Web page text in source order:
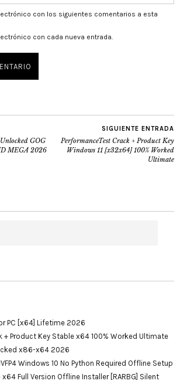
con los siguientes comentarios a esta
con cada nueva entrada.
GOG
MEGA 2026
SIGUIENTE ENTRADA
PerformanceTest Crack + Product Key
Windows 11 [x32x64] 100% Worked
Ultimate
PC [x64] Lifetime 2026
Product Key Stable x64 100% Worked Ultimate
x86-x64 2026
Windows 10 No Python Required Offline Setup
Full Version Offline Installer [RARBG] Silent